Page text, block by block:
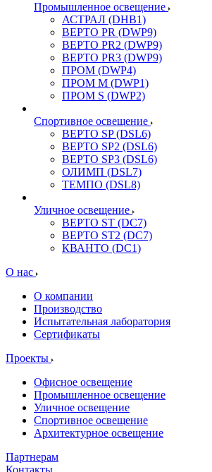
Промышленное освещение
АСТРАЛ (DHB1)
ВЕРТО PR (DWP9)
ВЕРТО PR2 (DWP9)
ВЕРТО PR3 (DWP9)
ПРОМ (DWP4)
ПРОМ M (DWP1)
ПРОМ S (DWP2)
Спортивное освещение
ВЕРТО SP (DSL6)
ВЕРТО SP2 (DSL6)
ВЕРТО SP3 (DSL6)
ОЛИМП (DSL7)
ТЕМПО (DSL8)
Уличное освещение
ВЕРТО ST (DC7)
ВЕРТО ST2 (DC7)
КВАНТО (DC1)
О нас
О компании
Производство
Испытательная лаборатория
Сертификаты
Проекты
Офисное освещение
Промышленное освещение
Уличное освещение
Спортивное освещение
Архитектурное освещение
Партнерам
Контакты